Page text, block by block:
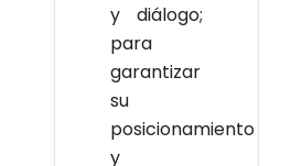
y diálogo;
para
garantizar
su
posicionamiento
y